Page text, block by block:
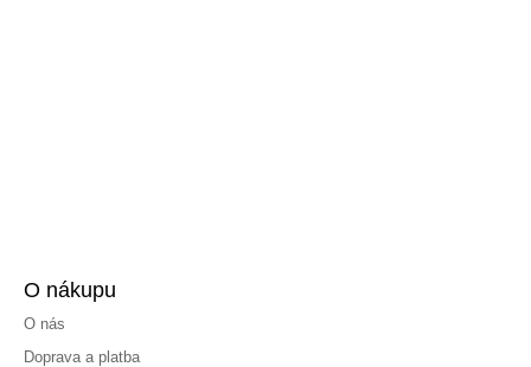
O nákupu
O nás
Doprava a platba